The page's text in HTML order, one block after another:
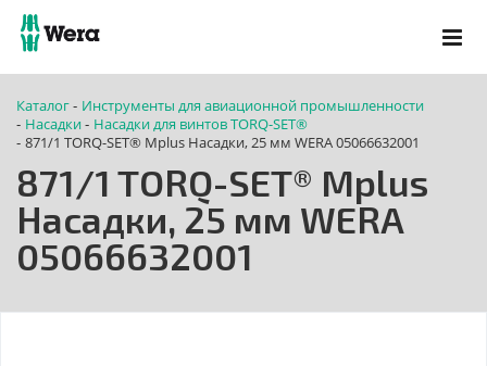
Каталог - Инструменты для авиационной промышленности
- Насадки - Насадки для винтов TORQ-SET®
- 871/1 TORQ-SET® Mplus Насадки, 25 мм WERA 05066632001
871/1 TORQ-SET® Mplus
Насадки, 25 мм WERA
05066632001